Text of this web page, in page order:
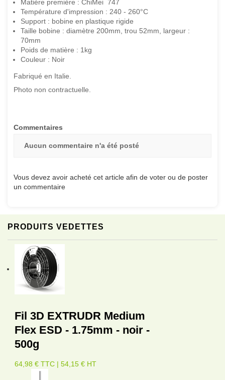
PRODUITS VEDETTES
Fil 3D EXTRUDR Medium
Flex ESD - 1.75mm - noir -
500g
64,98 € TTC | 54,15 € HT
Matière première : ChiMei 747
Température d'impression : 240 - 260°C
Support : bobine en plastique rigide
Taille bobine : diamètre 200mm, trou 52mm, largeur :
70mm
Poids de matière : 1kg
Couleur : Noir
Fabriqué en Italie.
Photo non contractuelle.
Commentaires
Aucun commentaire n'a été posté
Vous devez avoir acheté cet article afin de voter ou de poster
un commentaire